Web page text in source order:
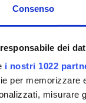
Consenso
dei
i nostri 1022
per memorizzare
misurare